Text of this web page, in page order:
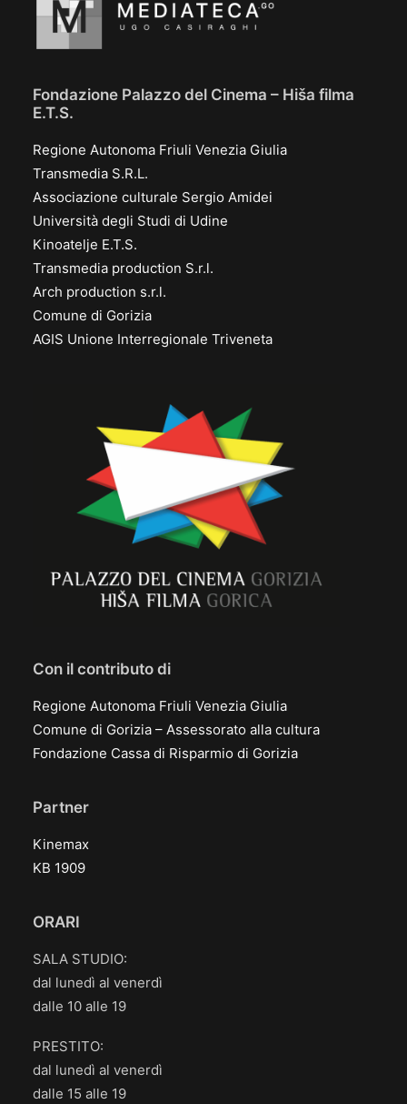
Fondazione Palazzo del Cinema – Hiša filma
E.T.S.
Regione Autonoma Friuli Venezia Giulia
Transmedia S.R.L.
Associazione culturale Sergio Amidei
Università degli Studi di Udine
Kinoatelje E.T.S.
Transmedia production S.r.l.
Arch production s.r.l.
Comune di Gorizia
AGIS Unione Interregionale Triveneta
Con il contributo di
Regione Autonoma Friuli Venezia Giulia
Comune di Gorizia – Assessorato alla cultura
Fondazione Cassa di Risparmio di Gorizia
Partner
Kinemax
KB 1909
ORARI
SALA STUDIO:
dal lunedì al venerdì
dalle 10 alle 19
PRESTITO:
dal lunedì al venerdì
dalle 15 alle 19